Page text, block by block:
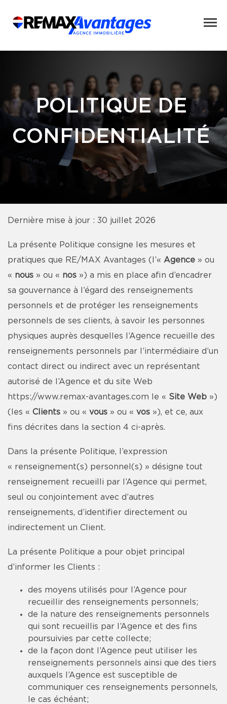
POLITIQUE DE
CONFIDENTIALITÉ
Dernière mise à jour : 30 juillet 2026
La présente Politique consigne les mesures et
pratiques que RE/MAX Avantages (l’« Agence » ou
« nous » ou « nos ») a mis en place afin d’encadrer
sa gouvernance à l’égard des renseignements
personnels et de protéger les renseignements
personnels de ses clients, à savoir les personnes
physiques auprès desquelles l’Agence recueille des
renseignements personnels par l’intermédiaire d’un
contact direct ou indirect avec un représentant
autorisé de l’Agence et du site Web
https://www.remax-avantages.com le « Site Web »)
(les « Clients » ou « vous » ou « vos »), et ce, aux
fins décrites dans la section 4 ci-après.
Dans la présente Politique, l’expression
« renseignement(s) personnel(s) » désigne tout
renseignement recueilli par l’Agence qui permet,
seul ou conjointement avec d’autres
renseignements, d’identifier directement ou
indirectement un Client.
La présente Politique a pour objet principal
d’informer les Clients :
des moyens utilisés pour l’Agence pour
recueillir des renseignements personnels;
de la nature des renseignements personnels
qui sont recueillis par l’Agence et des fins
poursuivies par cette collecte;
de la façon dont l’Agence peut utiliser les
renseignements personnels ainsi que des tiers
auxquels l’Agence est susceptible de
communiquer ces renseignements personnels,
le cas échéant;